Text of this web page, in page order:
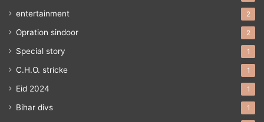
entertainment 2
Opration sindoor 2
Special story 1
C.H.O. stricke 1
Eid 2024 1
Bihar divs 1